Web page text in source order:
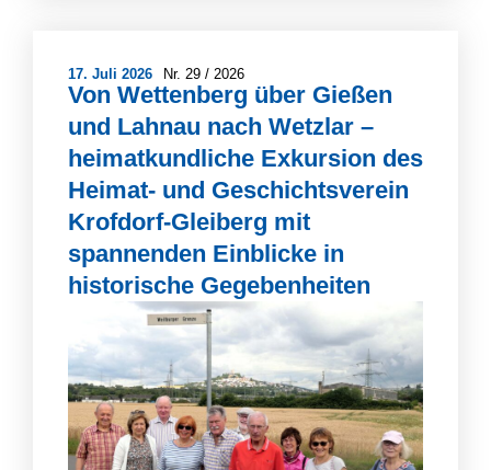
17. Juli 2026 Nr. 29 / 2026
Von Wettenberg über Gießen
und Lahnau nach Wetzlar –
heimatkundliche Exkursion des
Heimat- und Geschichtsverein
Krofdorf-Gleiberg mit
spannenden Einblicke in
historische Gegebenheiten